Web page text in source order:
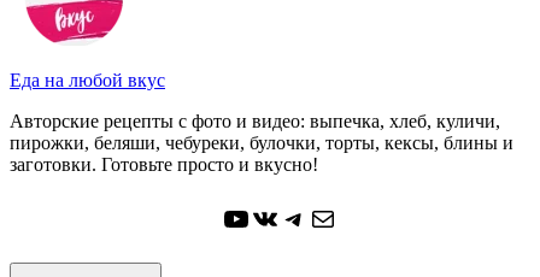
Еда на любой вкус
Авторские рецепты с фото и видео: выпечка, хлеб, куличи,
пирожки, беляши, чебуреки, булочки, торты, кексы, блины и
заготовки. Готовьте просто и вкусно!
YouTube
ВКонтакте
Telegram
Почта